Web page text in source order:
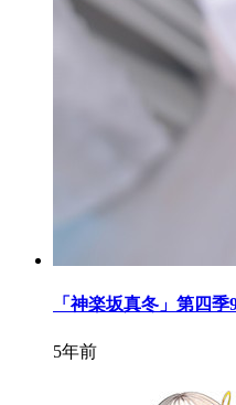
「神楽坂真冬」第四
5年前